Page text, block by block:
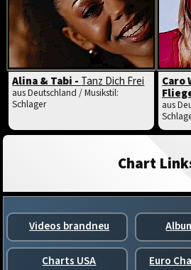
Alina & Tabi -Tanz Dich Frei
aus Deutschland / Musikstil:
Schlager
Caro
aus
Chart
Videos brandneu
Charts USA Euro